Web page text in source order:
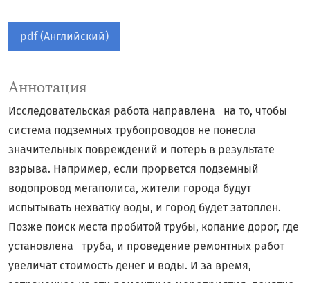
pdf (Английский)
Аннотация
Исследовательская работа направлена на то, чтобы
система подземных трубопроводов не понесла
значительных повреждений и потерь в результате
взрыва. Например, если прорвется подземный
водопровод мегаполиса, жители города будут
испытывать нехватку воды, и город будет затоплен.
Позже поиск места пробитой трубы, копание дорог, где
установлена труба, и проведение ремонтных работ
увеличат стоимость денег и воды. И за время,